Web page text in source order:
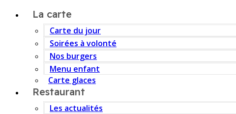
La carte
Carte du jour
Soirées à volonté
Nos burgers
Menu enfant
Carte glaces
Restaurant
Les actualités